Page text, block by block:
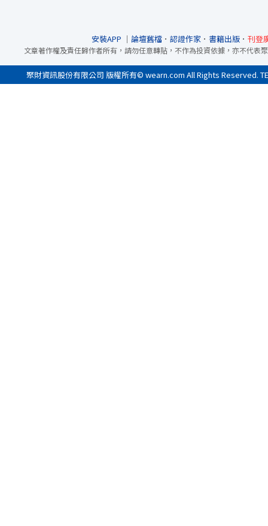
安裝APP ｜ 論壇舊檔． 認證作家． 書籍出版． 刊登
文章著作權及責任歸作者所有，請勿任意轉貼，不作為投資依據，亦不代
聚財資訊股份有限公司 版權所有© wearn.com All Rights Reserved.